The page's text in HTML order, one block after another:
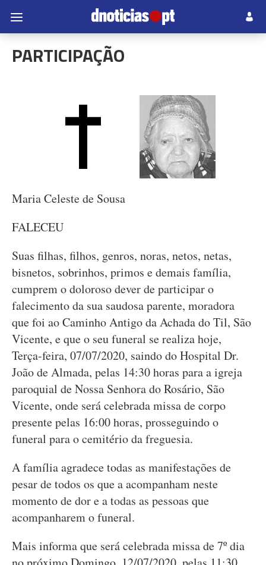
PARTICIPAÇÃO
Maria Celeste de Sousa
FALECEU
Suas filhas, filhos, genros, noras, netos, netas,
bisnetos, sobrinhos, primos e demais família,
cumprem o doloroso dever de participar o
falecimento da sua saudosa parente, moradora
que foi ao Caminho Antigo da Achada do Til, São
Vicente, e que o seu funeral se realiza hoje,
Terça-feira, 07/07/2020, saindo do Hospital Dr.
João de Almada, pelas 14:30 horas para a igreja
paroquial de Nossa Senhora do Rosário, São
Vicente, onde será celebrada missa de corpo
presente pelas 16:00 horas, prosseguindo o
funeral para o cemitério da freguesia.
A família agradece todas as manifestações de
pesar de todos os que a acompanham neste
momento de dor e a todas as pessoas que
acompanharem o funeral.
Mais informa que será celebrada missa de 7º dia